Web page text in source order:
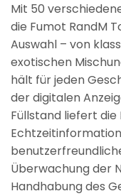
Mit 50
die Fumot RandM
Auswahl – von
exotischen
hält für jeden
der digitalen
Füllstand liefert die
Überwachung der
Handhabung des